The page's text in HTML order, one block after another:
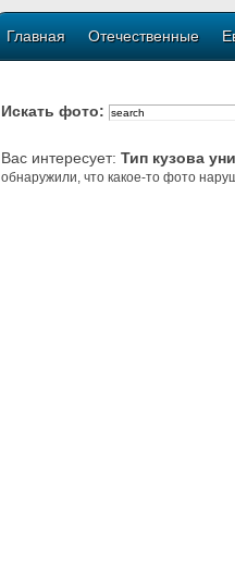
Главная Отечественные
Искать фото:
Вас интересует: Тип кузова
обнаружили, что какое-то фото